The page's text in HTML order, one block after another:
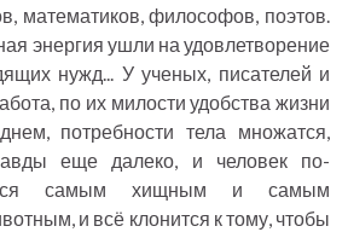
математиков, философов, поэтов.
энергия ушли на удовлетворение
нужд... У ученых, писателей и
по их милости удобства жизни
потребности тела множатся,
еще далеко, и человек по-
самым хищным и самым
и всё клонится к тому, чтобы